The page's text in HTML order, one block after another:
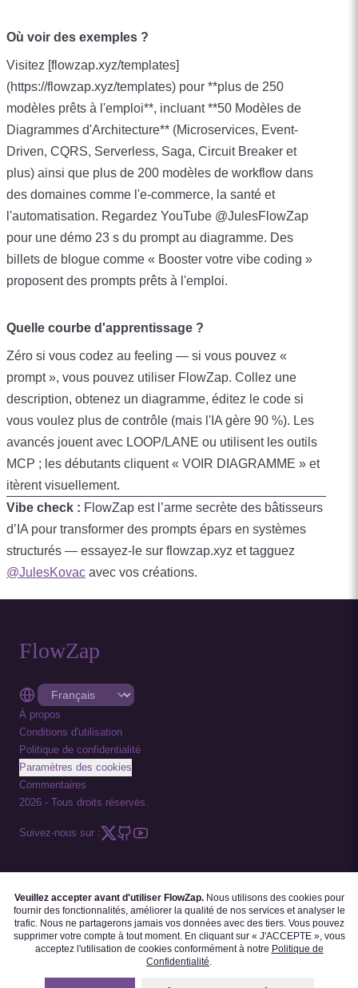
Où voir des exemples ?
Visitez [flowzap.xyz/templates]
(https://flowzap.xyz/templates) pour **plus de 250
modèles prêts à l'emploi**, incluant **50 Modèles de
Diagrammes d'Architecture** (Microservices, Event-
Driven, CQRS, Serverless, Saga, Circuit Breaker et
plus) ainsi que plus de 200 modèles de workflow dans
des domaines comme l'e-commerce, la santé et
l'automatisation. Regardez YouTube @JulesFlowZap
pour une démo 23 s du prompt au diagramme. Des
billets de blogue comme « Booster votre vibe coding »
proposent des prompts prêts à l'emploi.
Quelle courbe d'apprentissage ?
Zéro si vous codez au feeling — si vous pouvez «
prompt », vous pouvez utiliser FlowZap. Collez une
description, obtenez un diagramme, éditez le code si
vous voulez plus de contrôle (mais l'IA gère 90 %). Les
avancés jouent avec LOOP/LANE ou utilisent les outils
MCP ; les débutants cliquent « VOIR DIAGRAMME » et
itèrent visuellement.
Vibe check : FlowZap est l’arme secrète des bâtisseurs
d’IA pour transformer des prompts épars en systèmes
structurés — essayez‑le sur flowzap.xyz et tagguez
@JulesKovac avec vos créations.
FlowZap
À propos
Conditions d'utilisation
Politique de confidentialité
Paramètres des cookies
Commentaires
2026 - Tous droits réservés.
Suivez-nous sur :
Veuillez accepter avant d'utiliser FlowZap. Nous utilisons des cookies pour
fournir des fonctionnalités, améliorer la qualité de nos services et analyser le
trafic. Nous ne partagerons jamais vos données avec des tiers. Vous pouvez
supprimer votre compte à tout moment. En cliquant sur « J'ACCEPTE », vous
acceptez l'utilisation de cookies conformément à notre Politique de
Confidentialité.
CODE FLOWZAP MODÈLES DE DIAGRAMMES TUTORIELS | BLOGUE
|
FAQ